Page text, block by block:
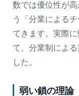
数では優位性が
う「分業による
てきます。実際
て、分業制によ
した。
弱い鎖の理論